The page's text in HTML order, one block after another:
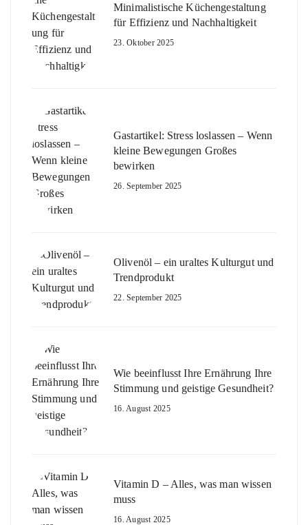
Minimalistische Küchengestaltung
für Effizienz und Nachhaltigkeit
23. Oktober 2025
Gastartikel: Stress loslassen – Wenn
kleine Bewegungen Großes
bewirken
26. September 2025
Olivenöl – ein uraltes Kulturgut und
Trendprodukt
22. September 2025
Wie beeinflusst Ihre Ernährung Ihre
Stimmung und geistige Gesundheit?
16. August 2025
Vitamin D – Alles, was man wissen
muss
16. August 2025